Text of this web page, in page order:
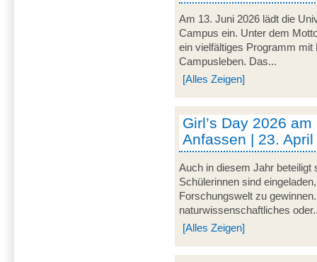
Am 13. Juni 2026 lädt die
Campus ein. Unter dem
ein vielfältiges Programm
Campusleben. Das...
[Alles Zeigen]
Girl’s Day 2026
Anfassen | 23.
Auch in diesem Jahr beteiligt
Schülerinnen sind
Forschungswelt zu
naturwissenschaftliches
[Alles Zeigen]